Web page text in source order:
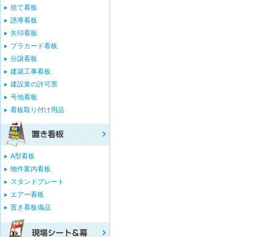
捨て看板
誘導看板
矢印看板
プラカード看板
分譲看板
建築工事看板
建設業の許可票
号地看板
看板取り付け用品
A型看板
物件案内看板
スタンドプレート
エアー看板
置き看板備品